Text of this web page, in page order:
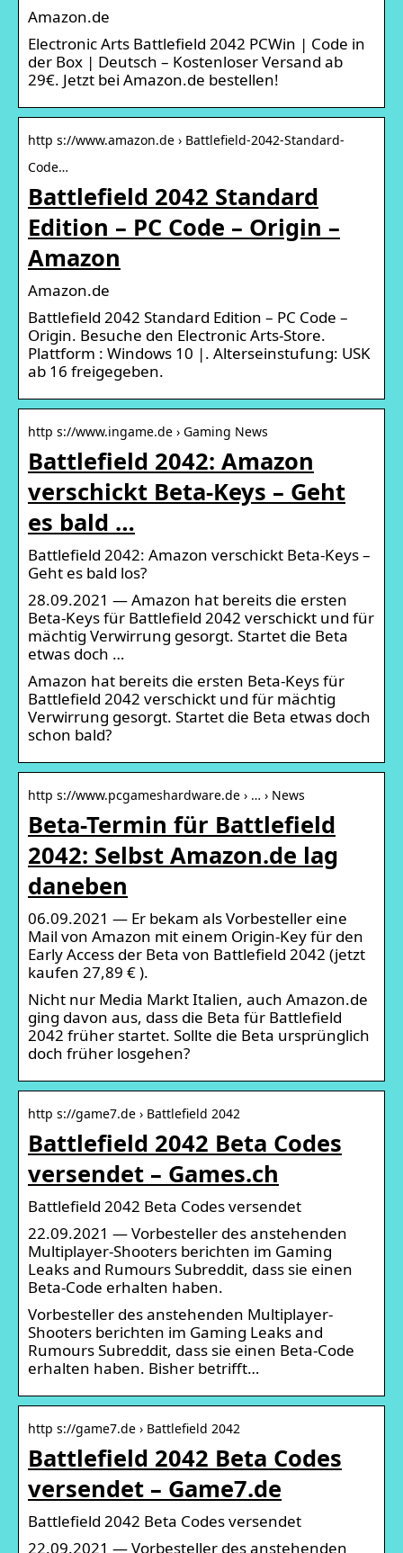
Amazon.de
Electronic Arts Battlefield 2042 PCWin | Code in
der Box | Deutsch – Kostenloser Versand ab
29€. Jetzt bei Amazon.de bestellen!
http s://www.amazon.de › Battlefield-2042-Standard-
Code…
Battlefield 2042 Standard
Edition – PC Code – Origin –
Amazon
Amazon.de
Battlefield 2042 Standard Edition – PC Code –
Origin. Besuche den Electronic Arts-Store.
Plattform : Windows 10 |. Alterseinstufung: USK
ab 16 freigegeben.
http s://www.ingame.de › Gaming News
Battlefield 2042: Amazon
verschickt Beta-Keys – Geht
es bald …
Battlefield 2042: Amazon verschickt Beta-Keys –
Geht es bald los?
28.09.2021 — Amazon hat bereits die ersten
Beta-Keys für Battlefield 2042 verschickt und für
mächtig Verwirrung gesorgt. Startet die Beta
etwas doch …
Amazon hat bereits die ersten Beta-Keys für
Battlefield 2042 verschickt und für mächtig
Verwirrung gesorgt. Startet die Beta etwas doch
schon bald?
http s://www.pcgameshardware.de › … › News
Beta-Termin für Battlefield
2042: Selbst Amazon.de lag
daneben
06.09.2021 — Er bekam als Vorbesteller eine
Mail von Amazon mit einem Origin-Key für den
Early Access der Beta von Battlefield 2042 (jetzt
kaufen 27,89 € ).
Nicht nur Media Markt Italien, auch Amazon.de
ging davon aus, dass die Beta für Battlefield
2042 früher startet. Sollte die Beta ursprünglich
doch früher losgehen?
http s://game7.de › Battlefield 2042
Battlefield 2042 Beta Codes
versendet – Games.ch
Battlefield 2042 Beta Codes versendet
22.09.2021 — Vorbesteller des anstehenden
Multiplayer-Shooters berichten im Gaming
Leaks and Rumours Subreddit, dass sie einen
Beta-Code erhalten haben.
Vorbesteller des anstehenden Multiplayer-
Shooters berichten im Gaming Leaks and
Rumours Subreddit, dass sie einen Beta-Code
erhalten haben. Bisher betrifft…
http s://game7.de › Battlefield 2042
Battlefield 2042 Beta Codes
versendet – Game7.de
Battlefield 2042 Beta Codes versendet
22.09.2021 — Vorbesteller des anstehenden